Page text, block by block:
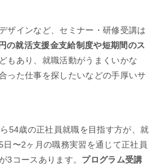
ザインなど、セミナー・研修受講は
の就活支援金支給制度や短期間のス
もあり、就職活動がうまくいかな
った仕事を探したいなどの手厚いサ
54歳の正社員就職を目指す方が、就
〜2ヶ月の職務実習を通じて正社員
3コースあります。 プログラム受講